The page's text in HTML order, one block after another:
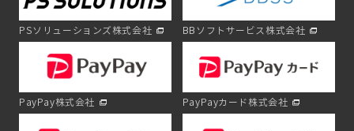
PSソリューションズ株式会社 BBソフトサービス株式会社
PayPay株式会社 PayPayカード株式会社